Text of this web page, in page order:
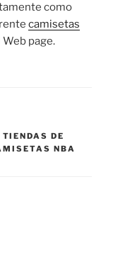
como
camisetas
page.
TIENDAS DE
NBA